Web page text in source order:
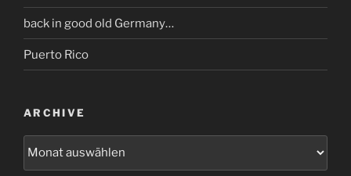
back in good old Germany…
Puerto Rico
ARCHIVE